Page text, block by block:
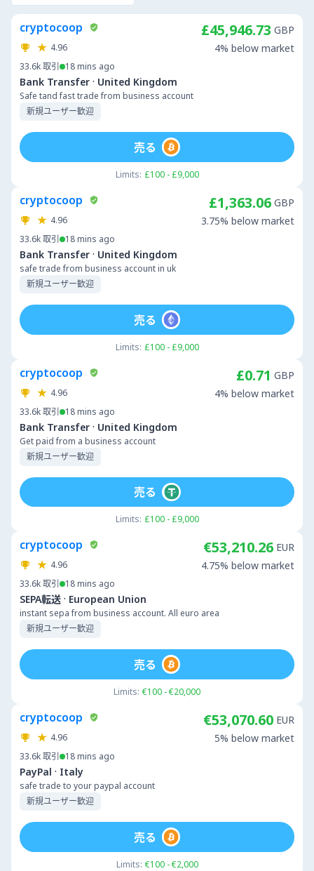
cryptocoop
4.96
33.6k取引 18 mins ago
Bank Transfer · United Kingdom
Safe tand fast trade from business account
新規ユーザー歓迎
£45,946.73 GBP
4% below market
Limits: £100 - £9,000
売る
cryptocoop
4.96
33.6k取引 18 mins ago
Bank Transfer · United Kingdom
safe trade from business account in uk
新規ユーザー歓迎
£1,363.06 GBP
3.75% below market
Limits: £100 - £9,000
売る
cryptocoop
4.96
33.6k取引 18 mins ago
Bank Transfer · United Kingdom
Get paid from a business account
新規ユーザー歓迎
£0.71 GBP
4% below market
Limits: £100 - £9,000
売る
cryptocoop
4.96
33.6k取引 18 mins ago
SEPA転送 · European Union
instant sepa from business account. All euro area
新規ユーザー歓迎
€53,210.26 EUR
4.75% below market
Limits: €100 - €20,000
売る
cryptocoop
4.96
33.6k取引 18 mins ago
PayPal · Italy
safe trade to your paypal account
新規ユーザー歓迎
€53,070.60 EUR
5% below market
Limits: €100 - €2,000
売る